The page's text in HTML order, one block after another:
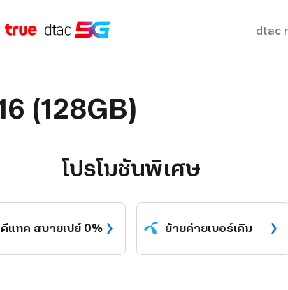
dtac
(128GB)
โปรโมชันพิเศษ
ดีแทค สบายเปย์ 0% ย้ายค่ายเบอร์เดิม